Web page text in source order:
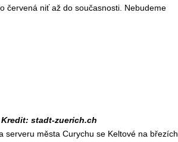
červená niť až do současnosti. Nebudeme
stadt-zuerich.ch
města Curychu se Keltové na březích